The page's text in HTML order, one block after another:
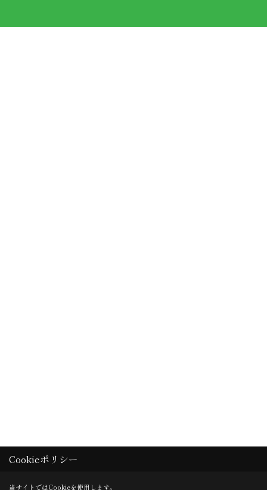
Cookieポリシー
当サイトではCookieを使用します。